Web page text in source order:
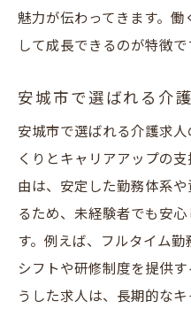
魅力が伝わってきます。
して成長できるのが特徴で
安城市で選ばれる介
安城市で選ばれる介護求
くりとキャリアアップの
由は、安定した勤務体系
るため、未経験者でも安
す。例えば、フルタイム
シフトや研修制度を提供
うした求人は、長期的な